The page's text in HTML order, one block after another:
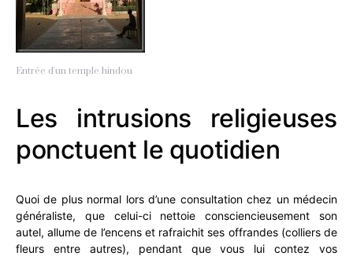
Entrée d'un temple hindou
Les intrusions religieuses
ponctuent le quotidien
Quoi de plus normal lors d’une consultation chez un médecin
généraliste, que celui-ci nettoie consciencieusement son
autel, allume de l’encens et rafraichit ses offrandes (colliers de
fleurs entre autres), pendant que vous lui contez vos